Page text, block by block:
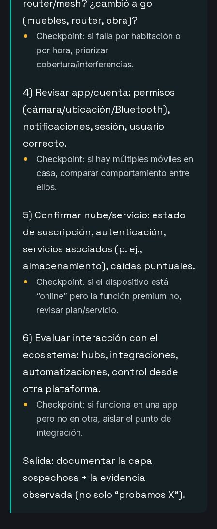
router/mesh? ¿cambió algo
(muebles, router, obra)?
Checkpoint: si falla por habitación o
por hora, priorizar
cobertura/interferencias.
4) Revisar app/cuenta: permisos
(cámara/ubicación/Bluetooth),
notificaciones, sesión, usuario
correcto.
Checkpoint: si hay múltiples móviles en
casa, comparar comportamiento entre
ellos.
5) Confirmar nube/servicio: estado
de suscripción, autenticación,
servicios asociados (p. ej.,
almacenamiento), caídas puntuales.
Checkpoint: si el dispositivo está
“online” pero la función premium no,
revisar plan/servicio.
6) Evaluar interacción con el
ecosistema: hubs, integraciones,
automatizaciones, control desde
otra plataforma.
Checkpoint: si funciona en una app
pero no en otra, aislar el punto de
integración.
Salida: documentar la capa
sospechosa + la evidencia
observada (no solo “probamos X”).